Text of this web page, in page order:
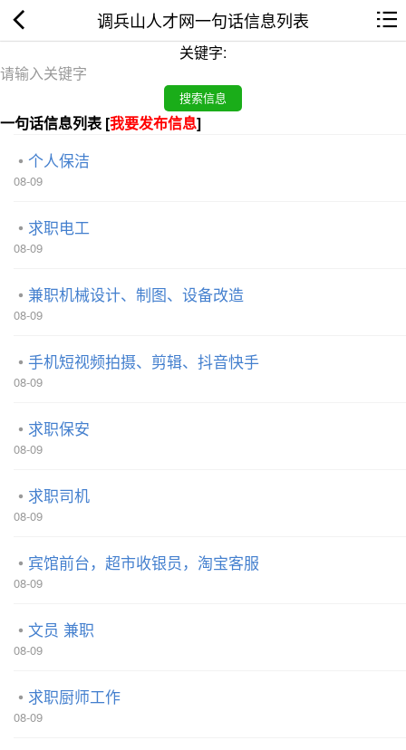
调兵山人才网一句话信息列表
关键字:
一句话信息列表 [我要发布信息]
个人保洁
08-09
求职电工
08-09
兼职机械设计、制图、设备改造
08-09
手机短视频拍摄、剪辑、抖音快手
08-09
求职保安
08-09
求职司机
08-09
宾馆前台，超市收银员，淘宝客服
08-09
文员 兼职
08-09
求职厨师工作
08-09